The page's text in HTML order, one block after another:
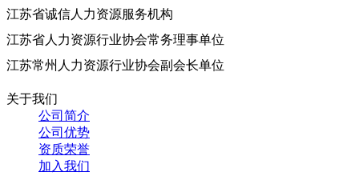
江苏省诚信人力资源服务机构
江苏省人力资源行业协会常务理事单位
江苏常州人力资源行业协会副会长单位
关于我们
公司简介
公司优势
资质荣誉
加入我们